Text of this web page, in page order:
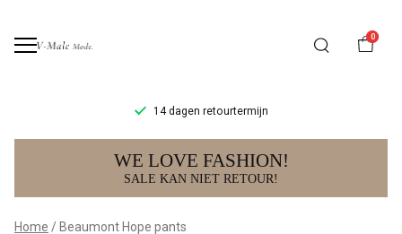
0
14 dagen retourtermijn
Beaumont
Hope
pants
WE LOVE FASHION!
SALE KAN NIET RETOUR!
Home Beaumont Hope pants